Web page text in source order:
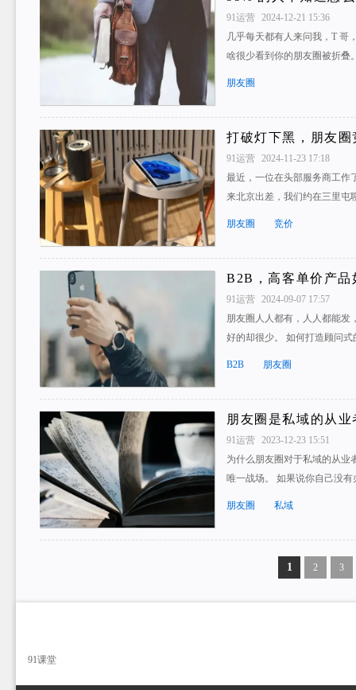
91运营
2024-12-21 15:36
几乎每天都有人来问我，T 哥
啥很少看到你的朋友圈被折
朋友圈
打破灯下黑，朋友
91运营
2024-11-23 17:18
最近，一位在头部服务商工
来北京出差，我们约在三里
朋友圈 竞价
B2B，高客单价产
91运营
2024-09-07 17:57
朋友圈人人都有，人人都能发
好的却很少。 如何打造顾问
B2B 朋友圈
朋友圈是私域的从
91运营
2023-12-23 15:51
为什么朋友圈对于私域的从业
唯一战场。 如果说你自己没
朋友圈 私域
1 2 3
91课堂